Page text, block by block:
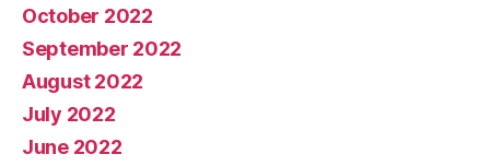
October 2022
September 2022
August 2022
July 2022
June 2022